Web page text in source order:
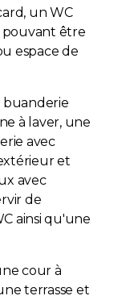
un WC
pouvant être
espace de
buanderie
à laver, une
avec
et
avec
de
ainsi qu'une
cour à
terrasse et